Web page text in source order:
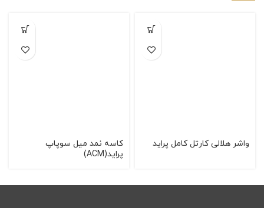
واشر هلالی كارتل كامل پراید
کاسه نمد میل سوپاپ
پراید(ACM)